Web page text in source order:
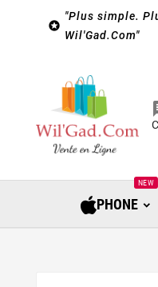

"Plus simple.
Wil'Gad.Com"
PHONE
NEW